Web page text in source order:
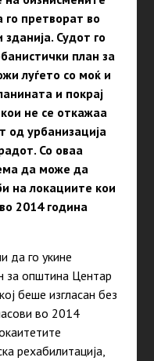
го претворат во
Судот го
план за
луѓето со моќ и
и покрај
не се откажаа
од урбанизација
Со оваа
да може да
на локациите кои
2014 година
да го укине
за општина Центар
беше изгласан без
во 2014
рехабилитација,